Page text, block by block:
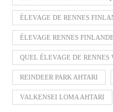
ÉLEVAGE DE RENNES
ÉLEVAGE RENNES FINLANDE
QUEL ÉLEVAGE DE
REINDEER PARK AHTARI
VALKENSEI LOMA AHTARI